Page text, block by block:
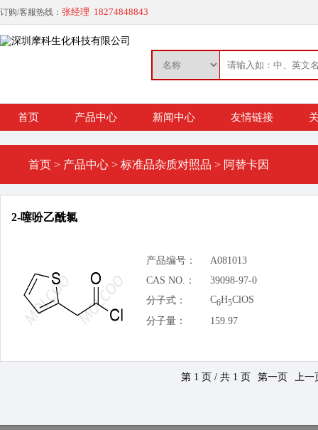
订购/客服热线： 张经理 18274848843
首页 产品中心 新闻中心 友情链接
首页 > 产品中心 > 标准品杂质对照品 > 阿替卡因
2-噻吩乙酰氯
产品编号：
A081013
CAS NO.：
39098-97-0
分子式：
C6H5ClOS
分子量：
159.97
第 1 页 / 共 1 页 第一页 上一